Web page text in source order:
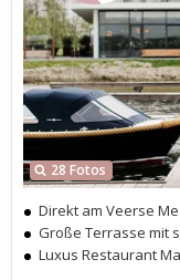
28 Fotos
Direkt am Veerse
Große Terrasse mit
Luxus Restaurant